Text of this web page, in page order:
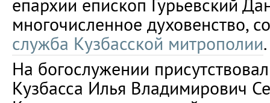
епархии епископ Гурьевский
многочисленное духовенство,
служба Кузбасской митрополии.
На богослужении
Кузбасса Илья Владимирович